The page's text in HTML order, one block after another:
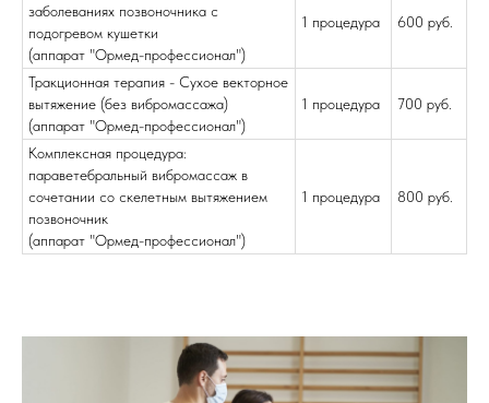
заболеваниях позвоночника с
подогревом кушетки
(аппарат "Ормед-профессионал")
1 процедура 600 руб.
Тракционная терапия - Сухое векторное
вытяжение (без вибромассажа)
(аппарат "Ормед-профессионал")
1 процедура 700 руб.
Комплексная процедура:
параветебральный вибромассаж в
сочетании со скелетным вытяжением
позвоночник
(аппарат "Ормед-профессионал")
1 процедура 800 руб.